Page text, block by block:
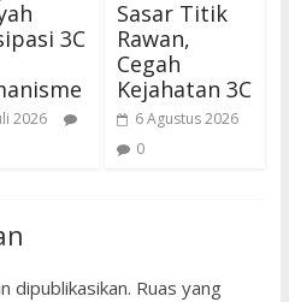
3C
2026
Sasar Titik
Rawan,
Cegah
Kejahatan 3C
6 Agustus 2026
0
dipublikasikan. Ruas yang